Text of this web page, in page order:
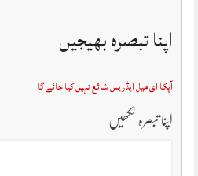
اپنا تبصرہ بھیجیں
آپکا ای میل ایڈریس شائع نہیں کیا جائے گا
اپنا تبصرہ لکھیں